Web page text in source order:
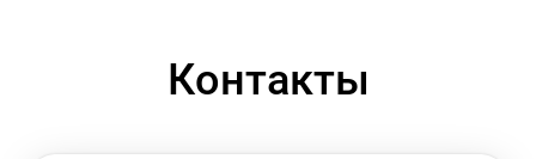
Контакты